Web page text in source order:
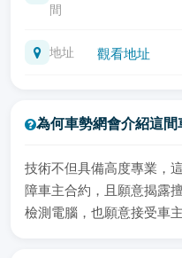
間
地址 觀看地址
為何車勢網會介紹這間
技術不但具備高度專業，
障車主合約，且願意揭露
檢測電腦，也願意接受車主